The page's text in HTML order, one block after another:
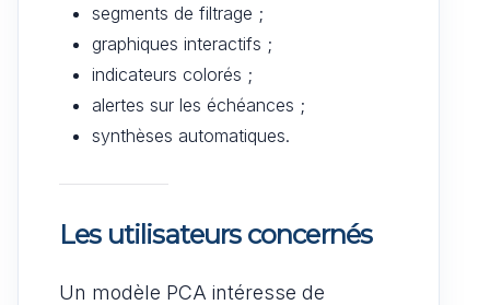
segments de filtrage ;
graphiques interactifs ;
indicateurs colorés ;
alertes sur les échéances ;
synthèses automatiques.
Les utilisateurs concernés
Un modèle PCA intéresse de